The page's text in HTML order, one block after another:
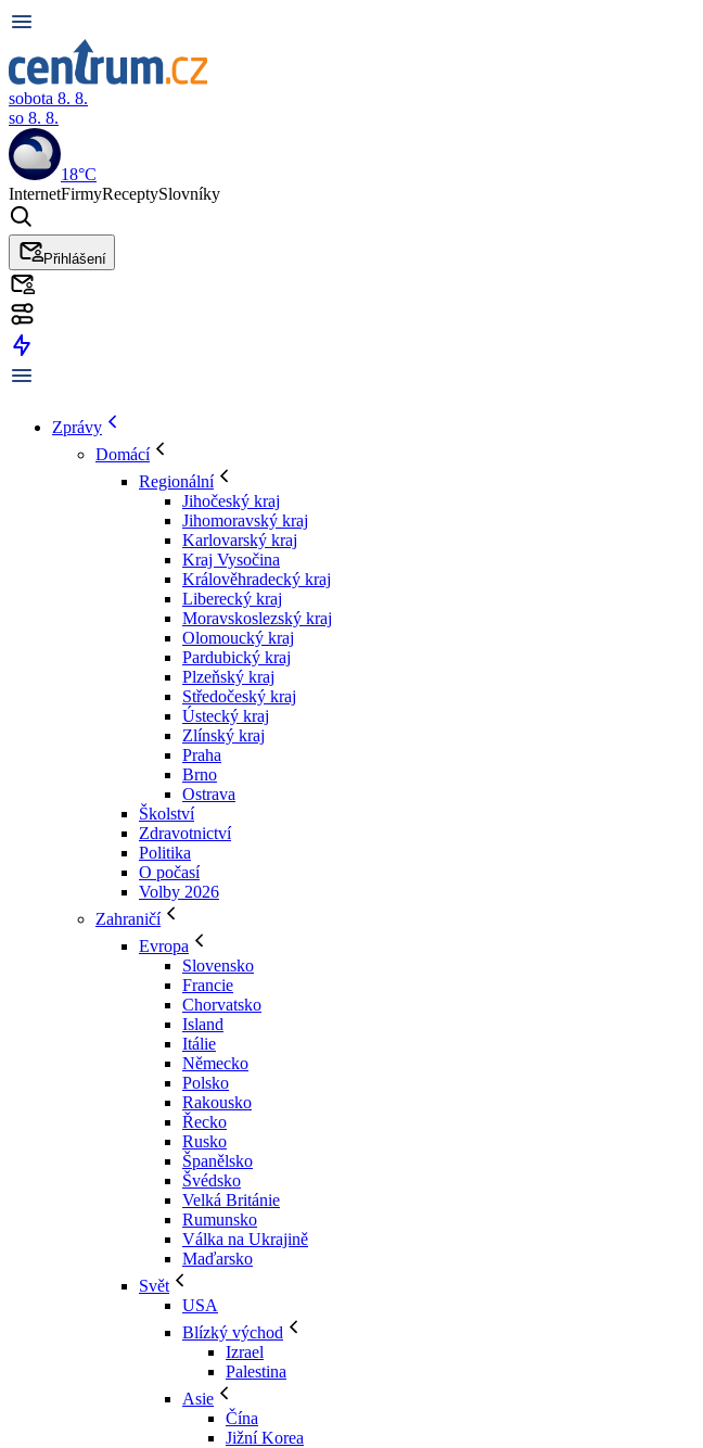
sobota 8. 8.
so 8. 8.
18°C
InternetFirmyReceptySlovníky
Přihlášení
Zprávy
Domácí
Regionální
Jihočeský kraj
Jihomoravský kraj
Karlovarský kraj
Kraj Vysočina
Králověhradecký kraj
Liberecký kraj
Moravskoslezský kraj
Olomoucký kraj
Pardubický kraj
Plzeňský kraj
Středočeský kraj
Ústecký kraj
Zlínský kraj
Praha
Brno
Ostrava
Školství
Zdravotnictví
Politika
O počasí
Volby 2026
Zahraničí
Evropa
Slovensko
Francie
Chorvatsko
Island
Itálie
Německo
Polsko
Rakousko
Řecko
Rusko
Španělsko
Švédsko
Velká Británie
Rumunsko
Válka na Ukrajině
Maďarsko
Svět
USA
Blízký východ
Izrael
Palestina
Asie
Čína
Jižní Korea